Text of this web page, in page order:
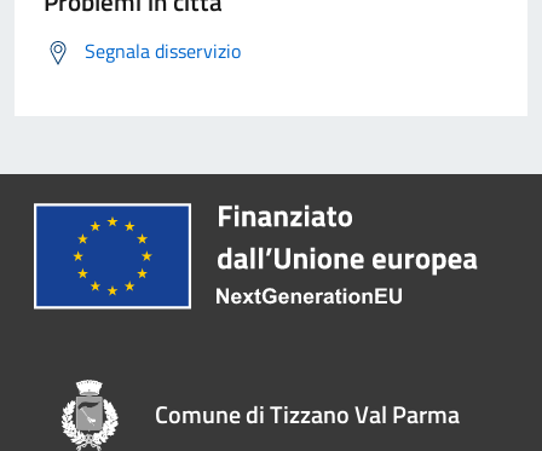
Segnala disservizio
Comune di Tizzano Val Parma